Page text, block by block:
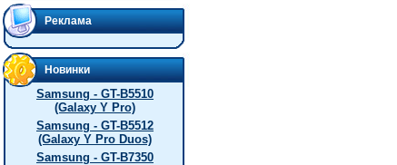
Реклама
Новинки
Samsung - GT-B5510
(Galaxy Y Pro)
Samsung - GT-B5512
(Galaxy Y Pro Duos)
Samsung - GT-B7350